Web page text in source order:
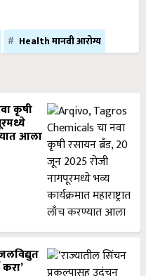
Health मानवी आरोग्य
कृषी
आला